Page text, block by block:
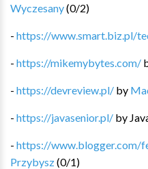
Wyczesany(0/2)
- https://www.smart.biz.pl/
- https://mikemybytes.com/
- https://devreview.pl/ by
- https://javasenior.pl/ by
- https://www.blogger.com/
Przybysz(0/1)